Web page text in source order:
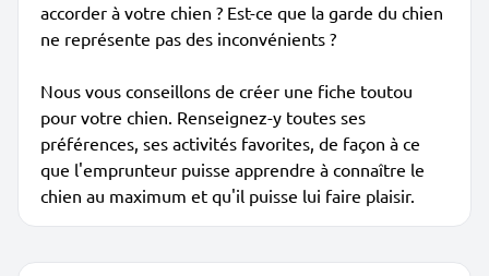
accorder à votre chien ? Est-ce que la garde du chien
ne représente pas des inconvénients ?
Nous vous conseillons de créer une fiche toutou
pour votre chien. Renseignez-y toutes ses
préférences, ses activités favorites, de façon à ce
que l'emprunteur puisse apprendre à connaître le
chien au maximum et qu'il puisse lui faire plaisir.